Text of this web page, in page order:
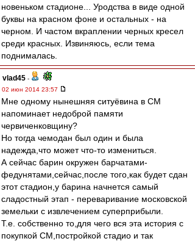
новеньком стадионе... Уродства в виде одной
буквы на красном фоне и остальных - на
черном. И частом вкраплении черных кресел
среди красных. Извиняюсь, если тема
поднималась.
vlad45 -
02 июн 2014 23:57
Мне одному нынешняя ситуёвина в СМ
напоминает недоброй памяти
червиченковщину?
Но тогда чемодан был один и была
надежда,что может что-то измениться.
А сейчас барин окружен барчатами-
федунятами,сейчас,после того,как будет сдан
этот стадион,у барина начнется самый
сладостный этап - переваривание московской
земельки с извлечением суперприбыли.
Т.е. собственно то,для чего вся эта история с
покупкой СМ,постройкой стадио и так